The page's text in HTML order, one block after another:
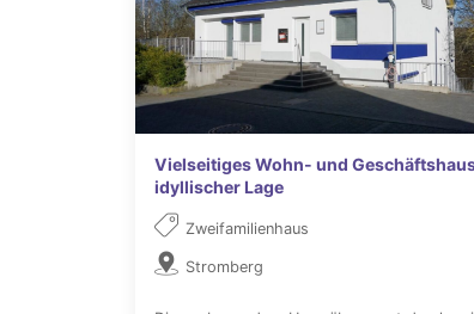
Vielseitiges Wohn- und
idyllischer Lage
Zweifamilienhaus
Stromberg